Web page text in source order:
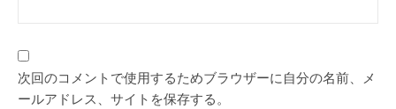
次回のコメントで使用するためブラウザーに自分の名前、メ
ールアドレス、サイトを保存する。